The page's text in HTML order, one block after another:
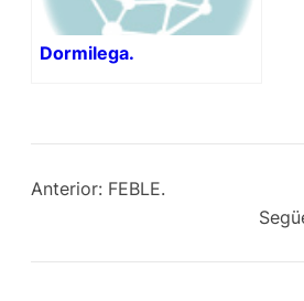
Dormilega.
Anterior: FEBLE.